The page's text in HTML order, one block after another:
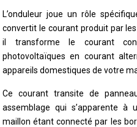
L’onduleur joue un rôle
convertit le courant produit par
il transforme le courant
photovoltaïques en courant
appareils domestiques de votre
Ce courant transite de
assemblage qui s’apparente à
maillon étant connecté par les